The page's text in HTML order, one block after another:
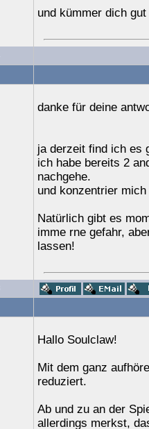
und kümmer dich
danke für deine
ja derzeit find ich es
ich habe bereits 2
nachgehe.
und konzentrier
Natürlich gibt es
imme rne gefahr,
lassen!
Hallo Soulclaw!
Mit dem ganz
reduziert.
Ab und zu an der
allerdings merkst,